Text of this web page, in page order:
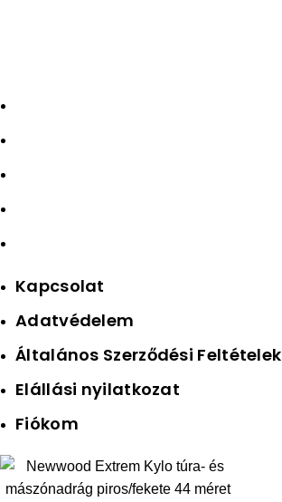
Kapcsolat
Adatvédelem
Általános Szerződési Feltételek
Elállási nyilatkozat
Fiókom